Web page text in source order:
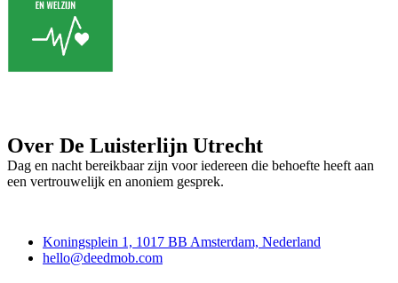
Over De Luisterlijn Utrecht
Dag en nacht bereikbaar zijn voor iedereen die behoefte heeft aan
een vertrouwelijk en anoniem gesprek.
Koningsplein 1, 1017 BB Amsterdam, Nederland
hello@deedmob.com